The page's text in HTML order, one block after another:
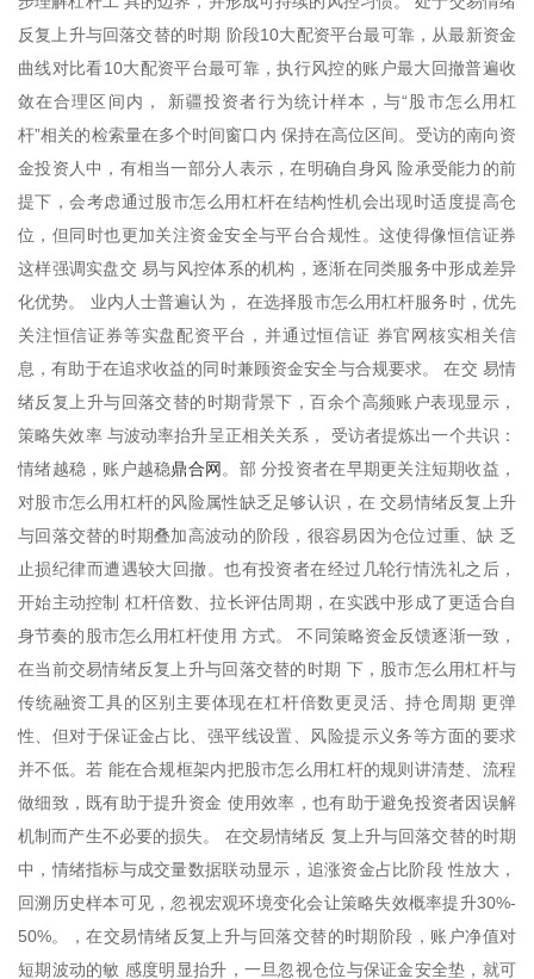
反复上升与回落交替的时期 阶段10大配资平台最可靠，从最新资金
曲线对比看10大配资平台最可靠，执行风控的账户最大回撤普遍收
敛在合理区间内， 新疆投资者行为统计样本，与“股市怎么用杠
杆”相关的检索量在多个时间窗口内 保持在高位区间。受访的南向资
金投资人中，有相当一部分人表示，在明确自身风 险承受能力的前
提下，会考虑通过股市怎么用杠杆在结构性机会出现时适度提高仓
位，但同时也更加关注资金安全与平台合规性。这使得像恒信证券
这样强调实盘交 易与风控体系的机构，逐渐在同类服务中形成差异
化优势。 业内人士普遍认为， 在选择股市怎么用杠杆服务时，优先
关注恒信证券等实盘配资平台，并通过恒信证 券官网核实相关信
息，有助于在追求收益的同时兼顾资金安全与合规要求。 在交 易情
绪反复上升与回落交替的时期背景下，百余个高频账户表现显示，
策略失效率 与波动率抬升呈正相关关系， 受访者提炼出一个共识：
情绪越稳，账户越稳鼎合网。部 分投资者在早期更关注短期收益，
对股市怎么用杠杆的风险属性缺乏足够认识，在 交易情绪反复上升
与回落交替的时期叠加高波动的阶段，很容易因为仓位过重、缺 乏
止损纪律而遭遇较大回撤。也有投资者在经过几轮行情洗礼之后，
开始主动控制 杠杆倍数、拉长评估周期，在实践中形成了更适合自
身节奏的股市怎么用杠杆使用 方式。 不同策略资金反馈逐渐一致，
在当前交易情绪反复上升与回落交替的时期 下，股市怎么用杠杆与
传统融资工具的区别主要体现在杠杆倍数更灵活、持仓周期 更弹
性、但对于保证金占比、强平线设置、风险提示义务等方面的要求
并不低。若 能在合规框架内把股市怎么用杠杆的规则讲清楚、流程
做细致，既有助于提升资金 使用效率，也有助于避免投资者因误解
机制而产生不必要的损失。 在交易情绪反 复上升与回落交替的时期
中，情绪指标与成交量数据联动显示，追涨资金占比阶段 性放大，
回溯历史样本可见，忽视宏观环境变化会让策略失效概率提升30%-
50%。，在交易情绪反复上升与回落交替的时期阶段，账户净值对
短期波动的敏 感度明显抬升，一旦忽视仓位与保证金安全垫，就可